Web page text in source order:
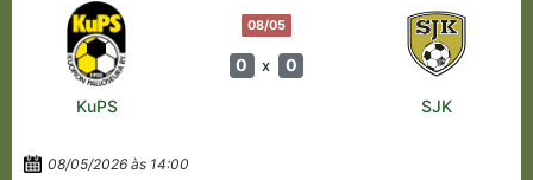
08/05
0 x 0
KuPS SJK
08/05/2026 às 14:00